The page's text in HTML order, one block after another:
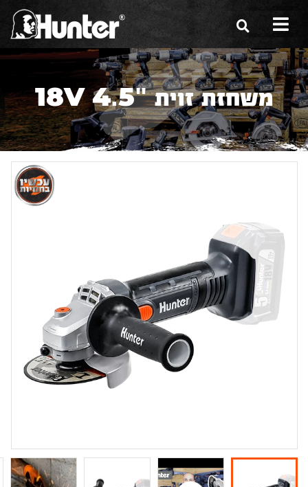
הסיפור שלנו
הכלים שלנו
תערוכות
משווקים
שירות ואחריות
צור קשר
משחזת זוית "18V 4.5